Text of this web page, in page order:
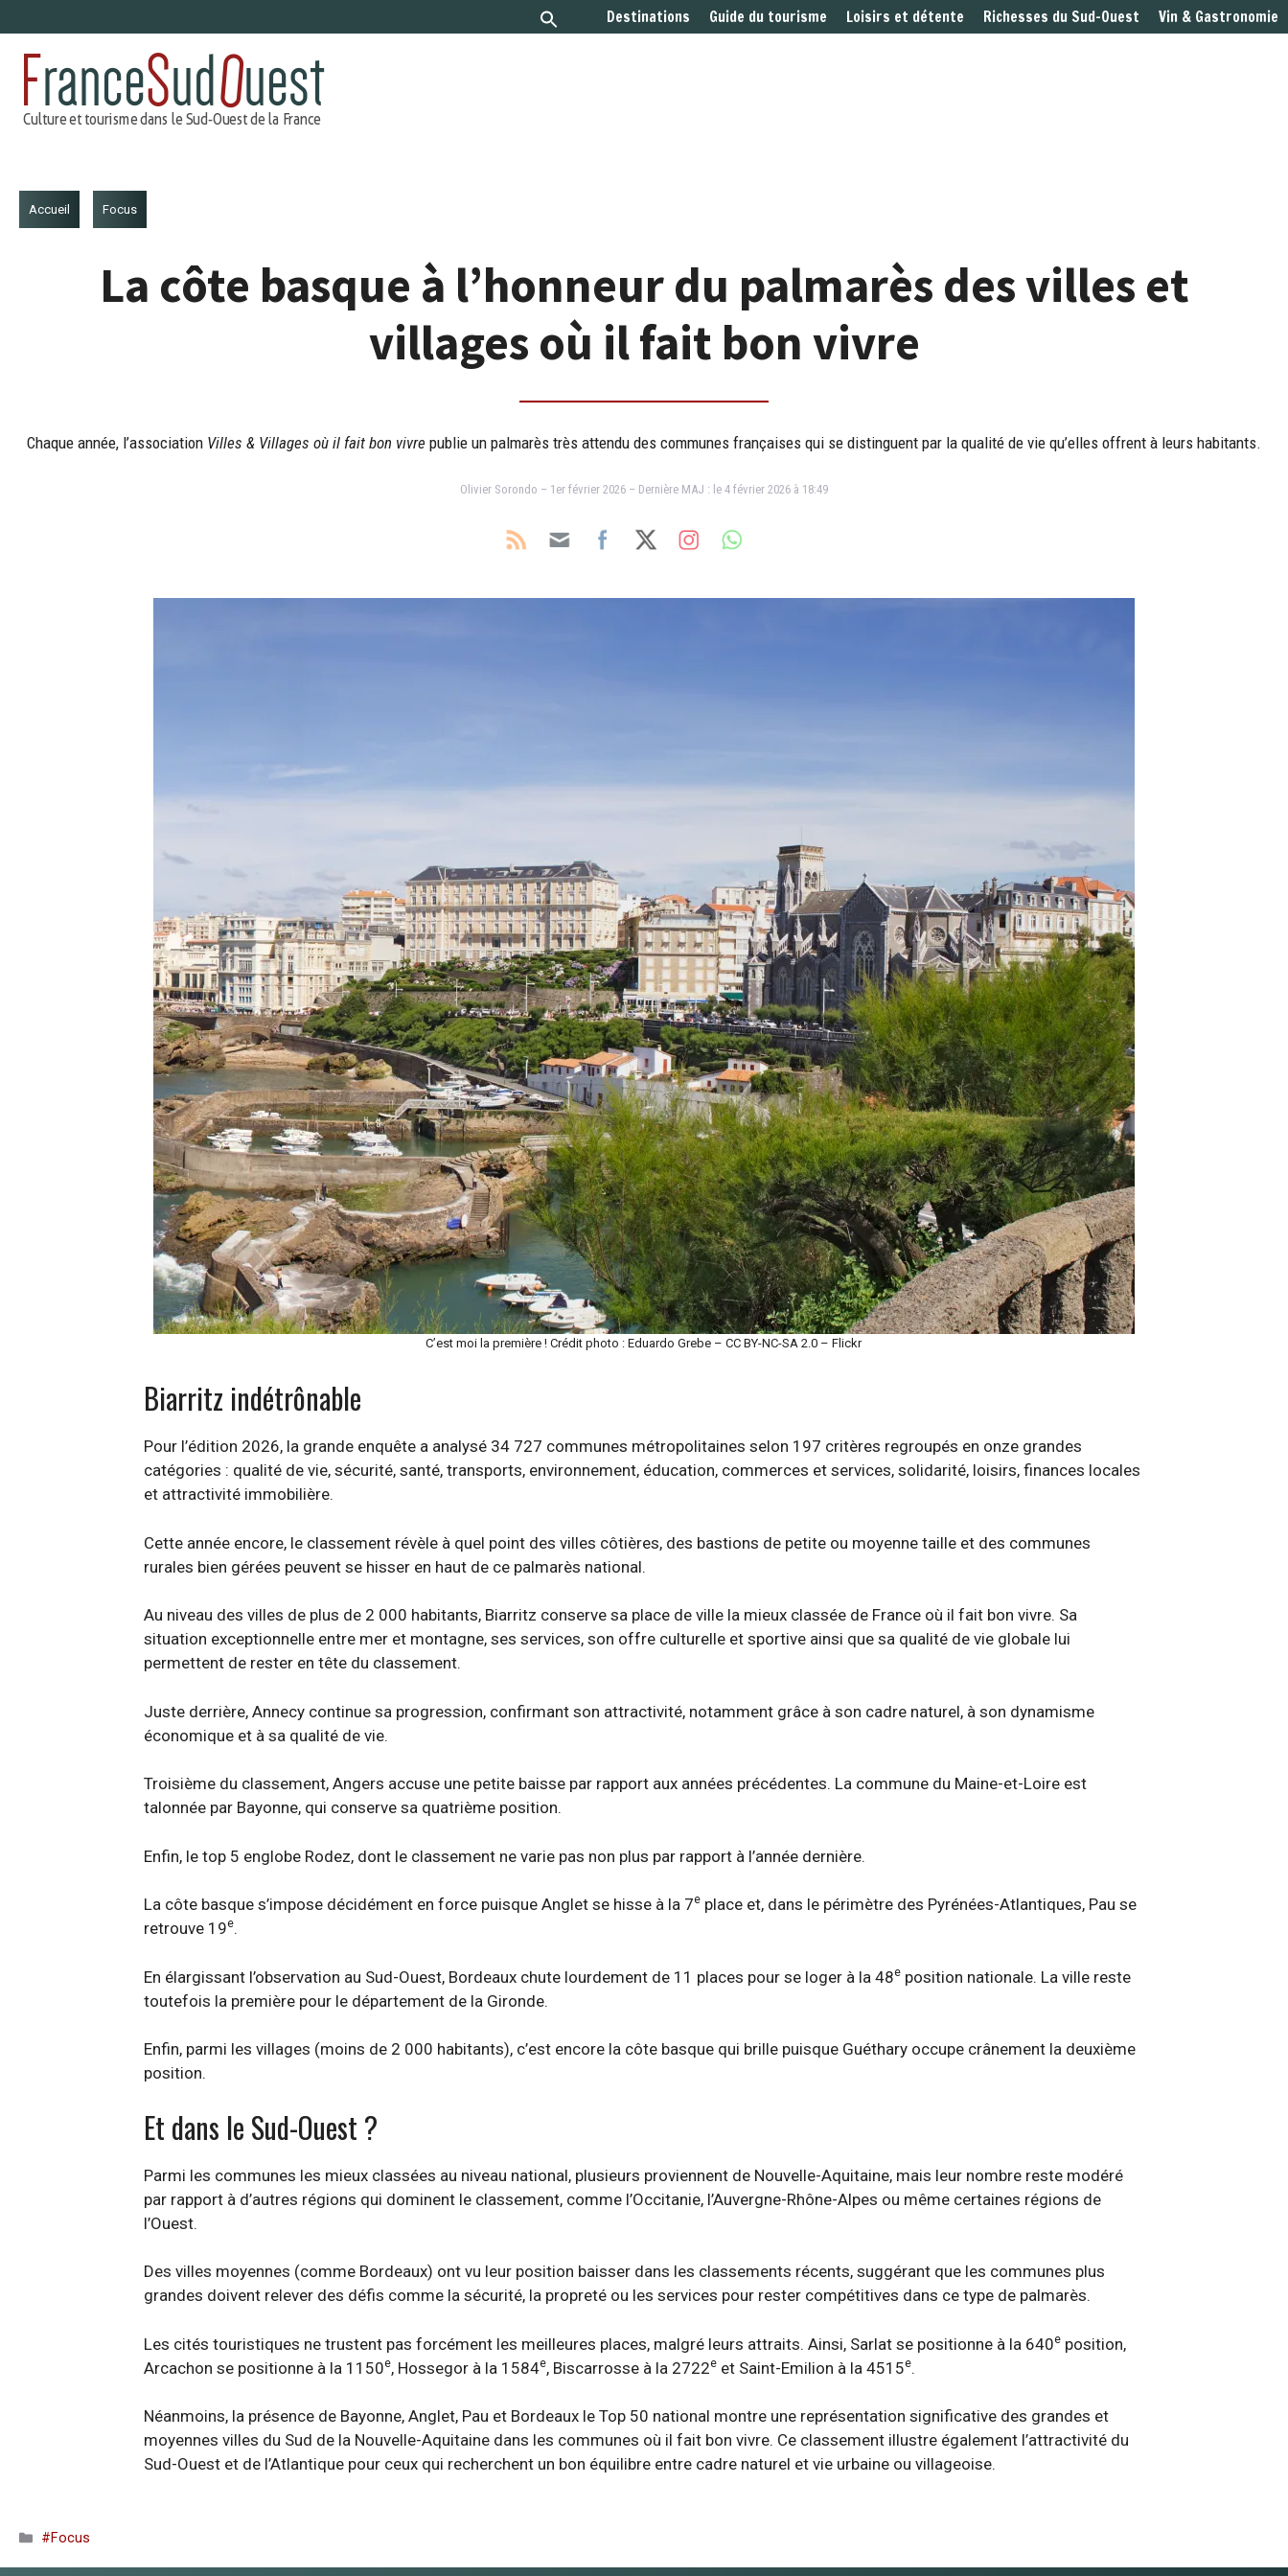
au
contenu
Destinations Guide du tourisme Loisirs et détente Richesses du Sud-Ouest Vin & Gastronomie
Accueil Focus
La côte basque à l’honneur du palmarès des villes et
villages où il fait bon vivre
Chaque année, l’association Villes & Villages où il fait bon vivre publie un palmarès très attendu des communes françaises qui se distinguent par la qualité de vie qu’elles offrent à leurs habitants.
Olivier Sorondo – 1er février 2026 – Dernière MAJ : le 4 février 2026 à 18:49
C’est moi la première ! Crédit photo : Eduardo Grebe – CC BY-NC-SA 2.0 – Flickr
Biarritz indétrônable
Pour l’édition 2026, la grande enquête a analysé 34 727 communes métropolitaines selon 197 critères regroupés en onze grandes
catégories : qualité de vie, sécurité, santé, transports, environnement, éducation, commerces et services, solidarité, loisirs, finances locales
et attractivité immobilière.
Cette année encore, le classement révèle à quel point des villes côtières, des bastions de petite ou moyenne taille et des communes
rurales bien gérées peuvent se hisser en haut de ce palmarès national.
Au niveau des villes de plus de 2 000 habitants, Biarritz conserve sa place de ville la mieux classée de France où il fait bon vivre. Sa
situation exceptionnelle entre mer et montagne, ses services, son offre culturelle et sportive ainsi que sa qualité de vie globale lui
permettent de rester en tête du classement.
Juste derrière, Annecy continue sa progression, confirmant son attractivité, notamment grâce à son cadre naturel, à son dynamisme
économique et à sa qualité de vie.
Troisième du classement, Angers accuse une petite baisse par rapport aux années précédentes. La commune du Maine-et-Loire est
talonnée par Bayonne, qui conserve sa quatrième position.
Enfin, le top 5 englobe Rodez, dont le classement ne varie pas non plus par rapport à l’année dernière.
La côte basque s’impose décidément en force puisque Anglet se hisse à la 7e place et, dans le périmètre des Pyrénées-Atlantiques, Pau se
retrouve 19e.
En élargissant l’observation au Sud-Ouest, Bordeaux chute lourdement de 11 places pour se loger à la 48e position nationale. La ville reste
toutefois la première pour le département de la Gironde.
Enfin, parmi les villages (moins de 2 000 habitants), c’est encore la côte basque qui brille puisque Guéthary occupe crânement la deuxième
position.
Et dans le Sud-Ouest ?
Parmi les communes les mieux classées au niveau national, plusieurs proviennent de Nouvelle-Aquitaine, mais leur nombre reste modéré
par rapport à d’autres régions qui dominent le classement, comme l’Occitanie, l’Auvergne-Rhône-Alpes ou même certaines régions de
l’Ouest.
Des villes moyennes (comme Bordeaux) ont vu leur position baisser dans les classements récents, suggérant que les communes plus
grandes doivent relever des défis comme la sécurité, la propreté ou les services pour rester compétitives dans ce type de palmarès.
Les cités touristiques ne trustent pas forcément les meilleures places, malgré leurs attraits. Ainsi, Sarlat se positionne à la 640e position,
Arcachon se positionne à la 1150e, Hossegor à la 1584e, Biscarrosse à la 2722e et Saint-Emilion à la 4515e.
Néanmoins, la présence de Bayonne, Anglet, Pau et Bordeaux le Top 50 national montre une représentation significative des grandes et
moyennes villes du Sud de la Nouvelle-Aquitaine dans les communes où il fait bon vivre. Ce classement illustre également l’attractivité du
Sud-Ouest et de l’Atlantique pour ceux qui recherchent un bon équilibre entre cadre naturel et vie urbaine ou villageoise.
Catégories
#Focus